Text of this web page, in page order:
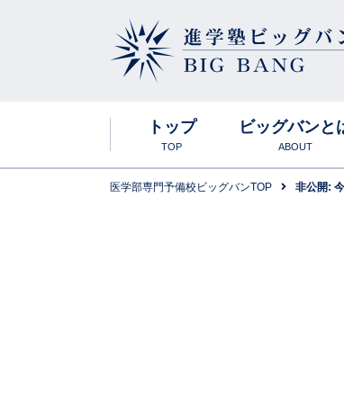
トップ
TOP
ビッグバンと
ABOUT
医学部専門予備校ビッグバンTOP 非公開: